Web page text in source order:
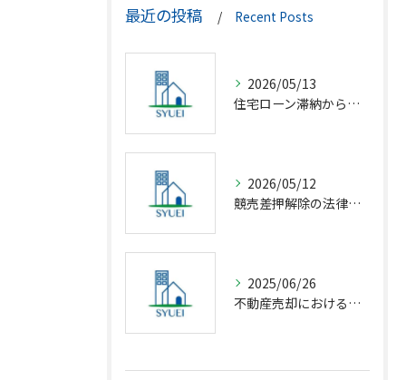
最近の投稿 Recent Posts
2026/05/13
住宅ローン滞納から競売回避の解決策
2026/05/12
競売差押解除の法律相談完全解説
2025/06/26
不動産売却における仲介の基礎知識